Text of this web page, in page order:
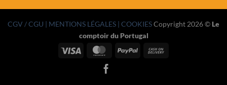
CGV / CGU | MENTIONS LÉGALES | COOKIESCopyright 2026 © Le
comptoir du Portugal